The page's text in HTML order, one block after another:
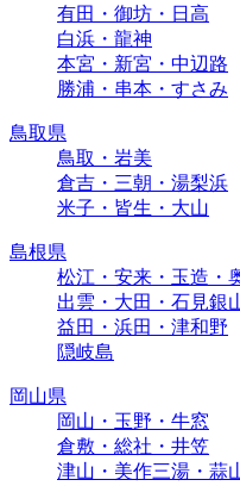
有田・御坊・日高
白浜・龍神
本宮・新宮・中辺路
勝浦・串本・すさみ
鳥取県
鳥取・岩美
倉吉・三朝・湯梨浜
米子・皆生・大山
島根県
松江・安来・玉造・
出雲・大田・石見銀
益田・浜田・津和野
隠岐島
岡山県
岡山・玉野・牛窓
倉敷・総社・井笠
津山・美作三湯・蒜